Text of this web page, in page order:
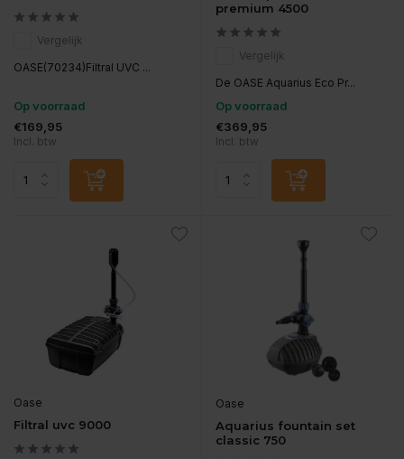
Vergelijk
OASE(70234)Filtral UVC ...
Op voorraad
€169,95
Incl. btw
premium 4500
Vergelijk
De OASE Aquarius Eco Pr...
Op voorraad
€369,95
Incl. btw
Oase
Filtral uvc 9000
Oase
Aquarius fountain set
classic 750